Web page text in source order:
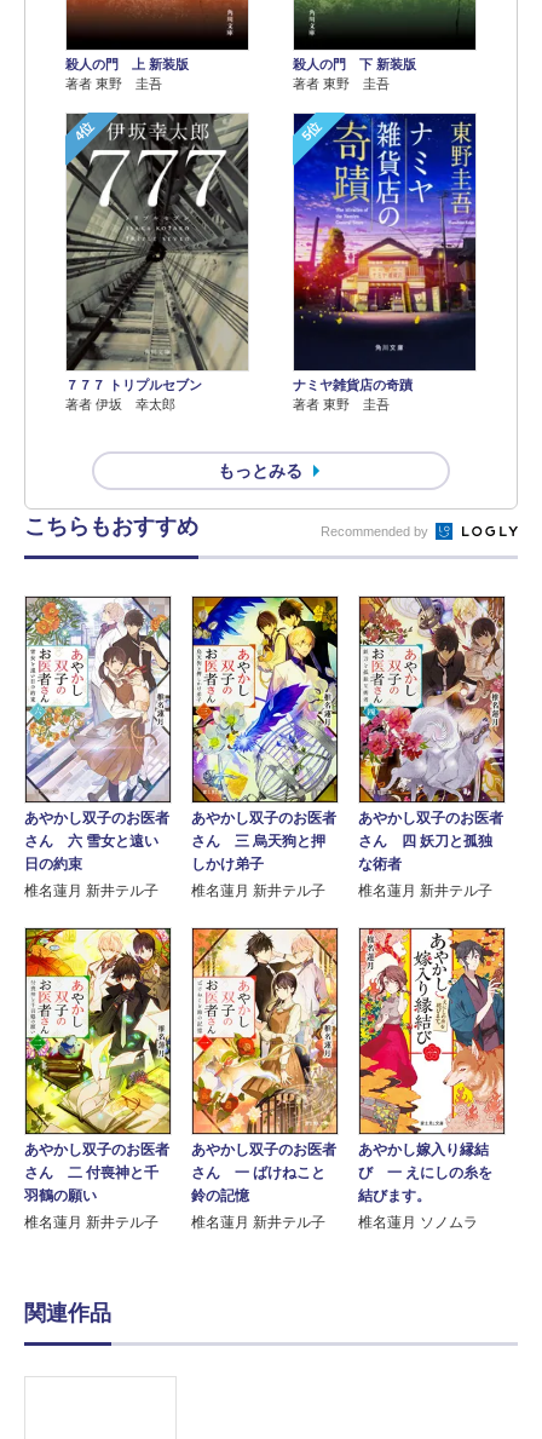
殺人の門 上 新装版
著者 東野 圭吾
殺人の門 下 新装版
著者 東野 圭吾
4位
７７７ トリプルセブン
著者 伊坂 幸太郎
5位
ナミヤ雑貨店の奇蹟
著者 東野 圭吾
もっとみる
こちらもおすすめ Recommended by
あやかし双子のお医者
さん 六 雪女と遠い
日の約束
椎名蓮月 新井テル子
あやかし双子のお医者
さん 三 烏天狗と押
しかけ弟子
椎名蓮月 新井テル子
あやかし双子のお医者
さん 四 妖刀と孤独
な術者
椎名蓮月 新井テル子
あやかし双子のお医者
さん 二 付喪神と千
羽鶴の願い
椎名蓮月 新井テル子
あやかし双子のお医者
さん 一 ばけねこと
鈴の記憶
椎名蓮月 新井テル子
あやかし嫁入り縁結
び 一 えにしの糸を
結びます。
椎名蓮月 ソノムラ
関連作品